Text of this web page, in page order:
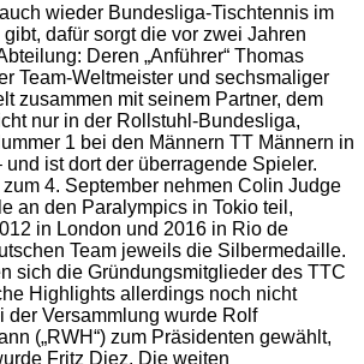
wieder Bundesliga-Tischtennis im
dafür sorgt die vor zwei Jahren
Deren „Anführer“ Thomas
Team-Weltmeister und sechsmaliger
zusammen mit seinem Partner, dem
nur in der Rollstuhl-Bundesliga,
1 bei den Männern TT Männern in
ist dort der überragende Spieler.
4. September nehmen Colin Judge
an den Paralympics in Tokio teil,
in London und 2016 in Rio de
Team jeweils die Silbermedaille.
sich die Gründungsmitglieder des TTC
Highlights allerdings noch nicht
der Versammlung wurde Rolf
(„RWH“) zum Präsidenten gewählt,
Fritz Diez. Die weiten